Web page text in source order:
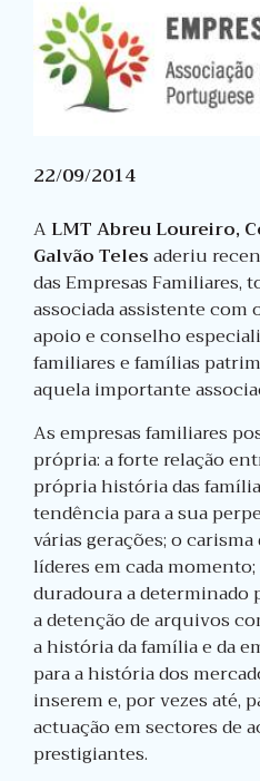
22/09/2014
ALMT Abreu Loureiro,
Galvão Telesaderiu
das Empresas Familiares,
associada assistente
apoio e conselho
familiares e famílias
aquela importante
As empresas familiares
própria: a forte relação
própria história das
tendência para a sua
várias gerações; o
líderes em cada
duradoura a
a detenção de arquivos
a história da família e da
para a história dos
inserem e, por vezes até,
actuação em sectores de
prestigiantes.